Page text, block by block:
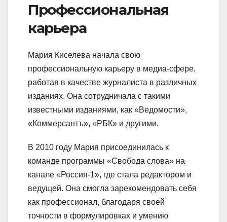
Профессиональная
карьера
Мария Киселева начала свою
профессиональную карьеру в медиа-сфере,
работая в качестве журналиста в различных
изданиях. Она сотрудничала с такими
известными изданиями, как «Ведомости»,
«Коммерсантъ», «РБК» и другими.
В 2010 году Мария присоединилась к
команде программы «Свобода слова» на
канале «Россия-1», где стала редактором и
ведущей. Она смогла зарекомендовать себя
как профессионал, благодаря своей
точности в формулировках и умению